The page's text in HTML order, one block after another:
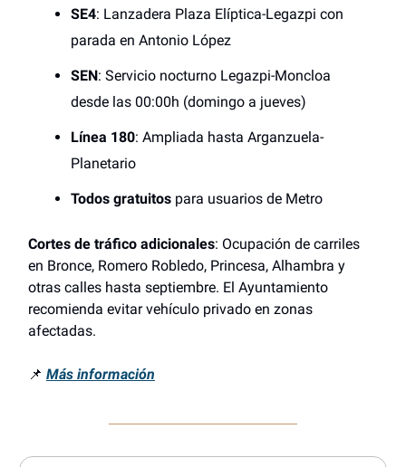
SE4: Lanzadera Plaza Elíptica-Legazpi con
parada en Antonio López
SEN: Servicio nocturno Legazpi-Moncloa
desde las 00:00h (domingo a jueves)
Línea 180: Ampliada hasta Arganzuela-
Planetario
Todos gratuitos para usuarios de Metro
Cortes de tráfico adicionales: Ocupación de carriles
en Bronce, Romero Robledo, Princesa, Alhambra y
otras calles hasta septiembre. El Ayuntamiento
recomienda evitar vehículo privado en zonas
afectadas.
📌 Más información